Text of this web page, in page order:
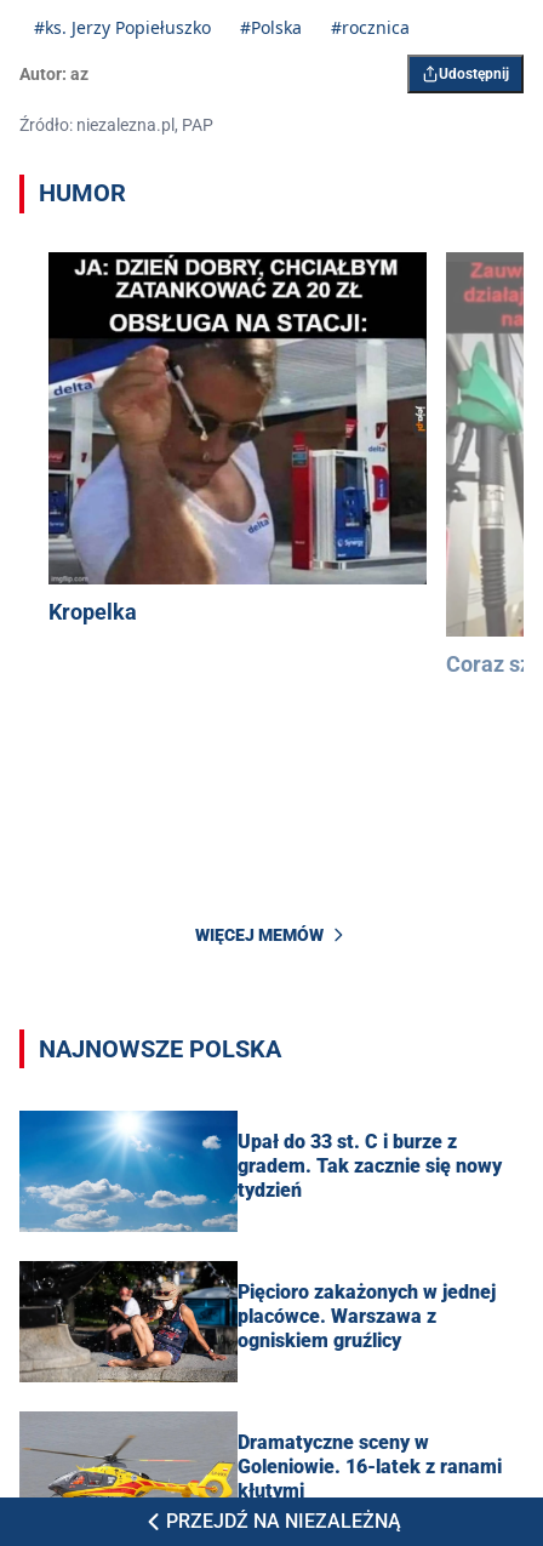
#ks. Jerzy Popiełuszko #Polska #rocznica
Autor: az Udostępnij
Źródło: niezalezna.pl, PAP
HUMOR
Kropelka
Coraz
WIĘCEJ MEMÓW
NAJNOWSZE POLSKA
Upał do 33 st. C i burze z
gradem. Tak zacznie się nowy
tydzień
Pięcioro zakażonych w jednej
placówce. Warszawa z
ogniskiem gruźlicy
Dramatyczne sceny w
Goleniowie. 16-latek z ranami
kłutymi
PRZEJDŹ NA NIEZALEŻNĄ